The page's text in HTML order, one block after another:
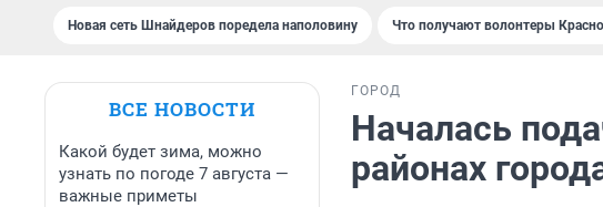
Новая сеть Шнайдеров поредела наполовину Что получают волонтеры
ВСЕ НОВОСТИ
Какой будет зима, можно
узнать по погоде 7 августа —
важные приметы
ГОРОД
Началась
районах